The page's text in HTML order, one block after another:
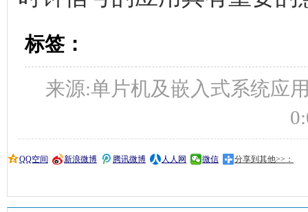
标签：
来源:单片机及嵌入式系统应
QQ空间 新浪微博 腾讯微博 人人网 微信 分享到其他>>：